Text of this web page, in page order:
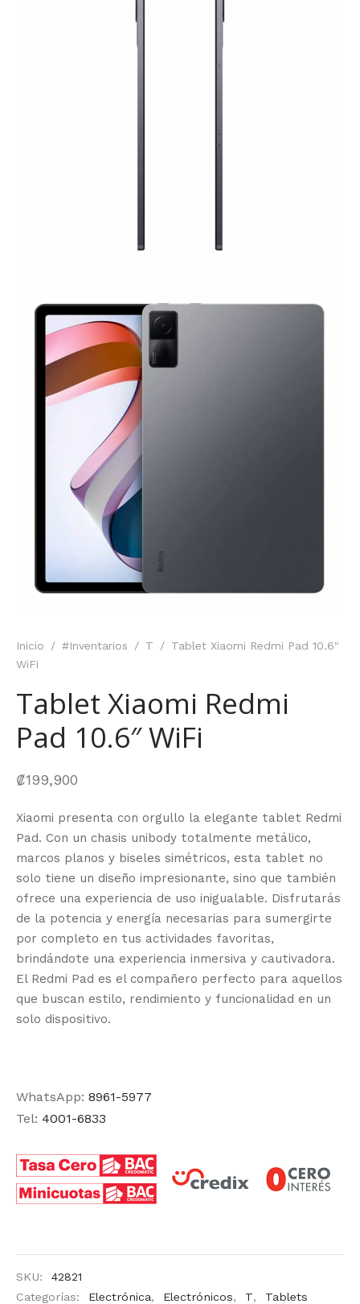
Inicio / #Inventarios / T / Tablet Xiaomi Redmi Pad 10.6″
WiFi
Tablet Xiaomi Redmi
Pad 10.6″ WiFi
₡199,900
Xiaomi presenta con orgullo la elegante tablet Redmi
Pad. Con un chasis unibody totalmente metálico,
marcos planos y biseles simétricos, esta tablet no
solo tiene un diseño impresionante, sino que también
ofrece una experiencia de uso inigualable. Disfrutarás
de la potencia y energía necesarias para sumergirte
por completo en tus actividades favoritas,
brindándote una experiencia inmersiva y cautivadora.
El Redmi Pad es el compañero perfecto para aquellos
que buscan estilo, rendimiento y funcionalidad en un
solo dispositivo.
WhatsApp: 8961-5977
Tel: 4001-6833
SKU:
42821
Categorías:
Electrónica, Electrónicos, T, Tablets